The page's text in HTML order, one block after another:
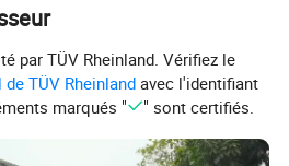
par TÜV Rheinland. Vérifiez le
TÜV Rheinland avec l'identifiant
marqués " " sont certifiés.